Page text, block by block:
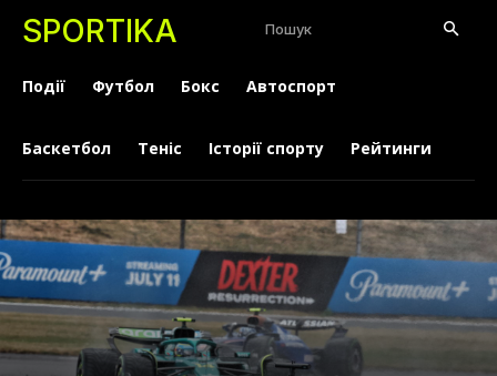
SPORTIKA Пошук
Події Футбол Бокс Автоспорт
Баскетбол Теніс Історії спорту Рейтинги